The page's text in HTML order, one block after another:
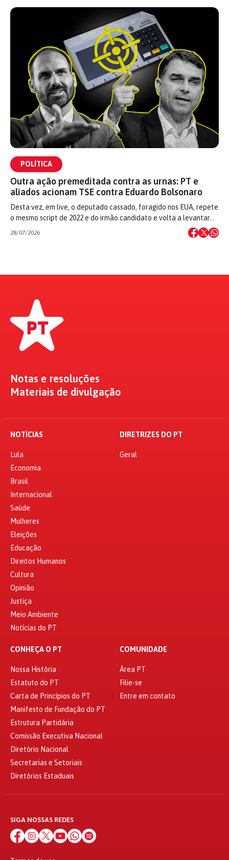
POLÍTICA
Outra ação premeditada contra as urnas: PT e
aliados acionam TSE contra Eduardo Bolsonaro
Desta vez, em live, o deputado cassado, foragido nos EUA, repete
o mesmo script de 2022 e do irmão candidato e volta a levantar…
28/07/2026
Notas e resoluções
Materiais de divulgação
NOTÍCIAS
Lula
Economia
Brasil
Internacional
Saúde
Mulheres
Eleições
Educação
Direitos Humanos
Cultura
Opinião
Justiça
Meio Ambiente
Notícias do PT
DIRETRIZES DO PT
Geral
CONHEÇA O PT
Nossa História
Estatuto do PT
Carta de Princípios do PT
Manifesto de Fundação do PT
Estrutura Partidária
Comissão Executiva Nacional
Diretório Nacional
Secretarias e Setoriais
Diretórios Estaduais
COMUNIDADE
Área PT
Filie-se
Entre em contato
SIGA NOSSAS REDES